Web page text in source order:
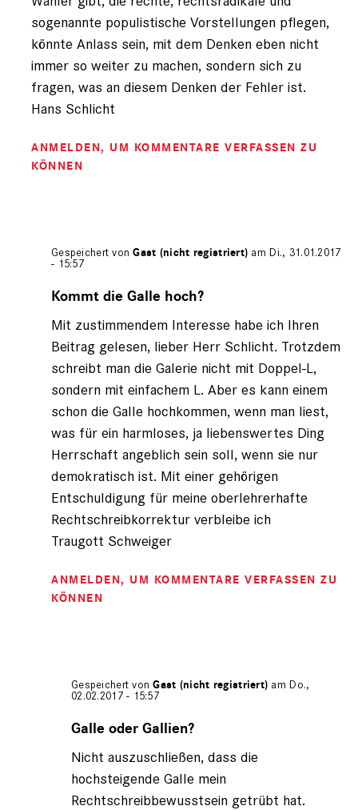
sogenannte populistische Vorstellungen pflegen,
könnte Anlass sein, mit dem Denken eben nicht
immer so weiter zu machen, sondern sich zu
fragen, was an diesem Denken der Fehler ist.
Hans Schlicht
ANMELDEN, UM KOMMENTARE VERFASSEN ZU
KÖNNEN
Gespeichert vonGast (nicht registriert) am Di., 31.01.2017
- 15:57
auf
Gast
(nicht
registriert)
Kommt die Galle hoch?
Mit zustimmendem Interesse habe ich Ihren
Beitrag gelesen, lieber Herr Schlicht. Trotzdem
schreibt man die Galerie nicht mit Doppel-L,
sondern mit einfachem L. Aber es kann einem
schon die Galle hochkommen, wenn man liest,
was für ein harmloses, ja liebenswertes Ding
Herrschaft angeblich sein soll, wenn sie nur
demokratisch ist. Mit einer gehörigen
Entschuldigung für meine oberlehrerhafte
Rechtschreibkorrektur verbleibe ich
Traugott Schweiger
ANMELDEN, UM KOMMENTARE VERFASSEN ZU
KÖNNEN
Gespeichert vonGast (nicht registriert) am Do.,
02.02.2017 - 15:57
auf
Gast
(nicht
registriert)
Galle oder Gallien?
Nicht auszuschließen, dass die
hochsteigende Galle mein
Rechtschreibbewusstsein getrübt hat.